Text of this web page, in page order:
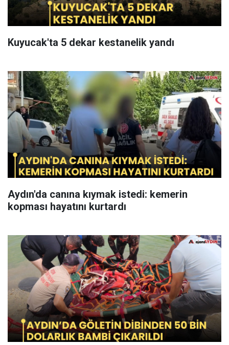
Kuyucak'ta 5 dekar kestanelik yandı
Aydın'da canına kıymak istedi: kemerin
kopması hayatını kurtardı